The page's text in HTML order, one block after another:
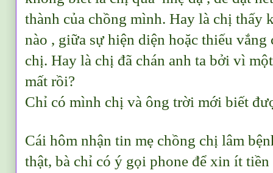
thành của chồng mình. Hay là chị thấy
nào , giữa sự hiện diện hoặc thiếu vắng
chị. Hay là chị đã chán anh ta bởi vì
mất rồi?
Chỉ có mình chị và ông trời mới biết
Cái hôm nhận tin mẹ chồng chị lâm
thật, bà chỉ có ý gọi phone để xin ít